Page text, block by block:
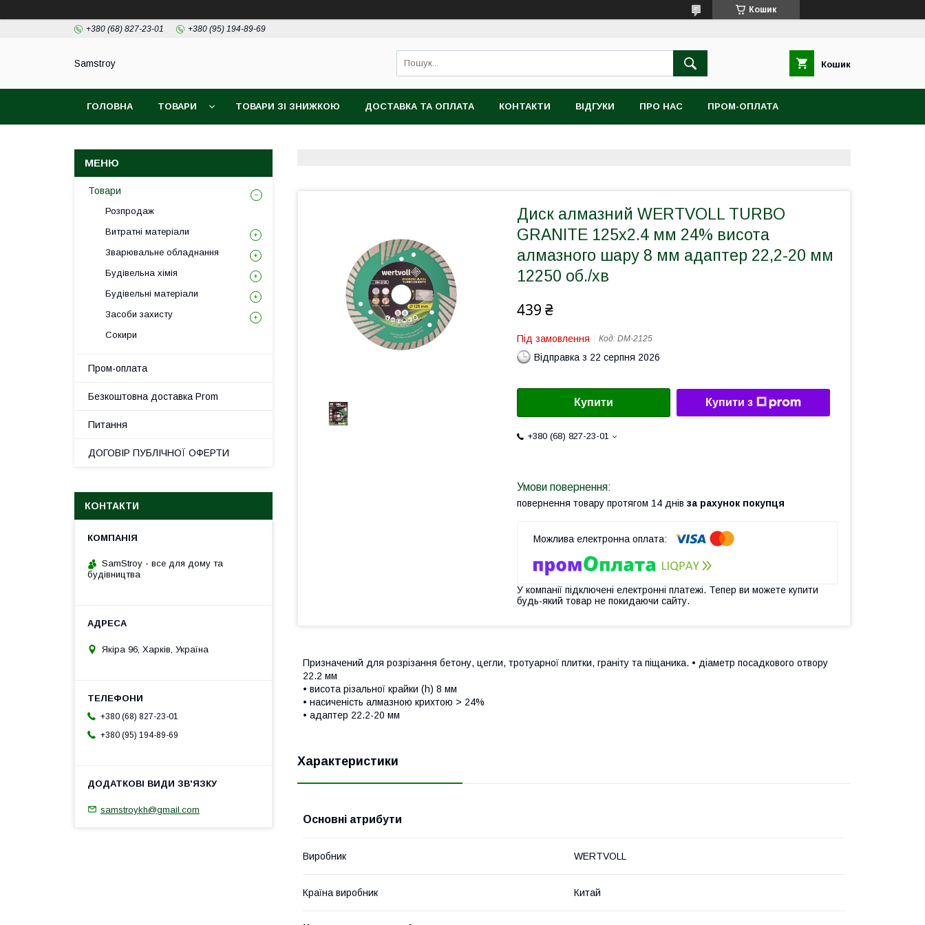
Кошик
+380 (68) 827-23-01 +380 (95) 194-89-69
Samstroy Кошик
ГОЛОВНА ТОВАРИ ТОВАРИ ЗІ ЗНИЖКОЮ ДОСТАВКА ТА ОПЛАТА КОНТАКТИ ВІДГУКИ ПРО НАС ПРОМ-ОПЛАТА
Диск алмазний WERTVOLL TURBO
GRANITE 125х2.4 мм 24% висота
алмазного шару 8 мм адаптер 22,2-20 мм
12250 об./хв
439 ₴
Під замовлення Код: DM-2125
Відправка з 22 серпня 2026
Купити Купити з
+380 (68) 827-23-01
повернення товару протягом 14 днів за рахунок покупця
У компанії підключені електронні платежі. Тепер ви можете купити
будь-який товар не покидаючи сайту.
Призначений для розрізання бетону, цегли, тротуарної плитки, граніту та піщаника. • діаметр посадкового отвору
22.2 мм
• висота різальної крайки (h) 8 мм
• насиченість алмазною крихтою > 24%
• адаптер 22.2-20 мм
Характеристики
Основні атрибути
Виробник WERTVOLL
Країна виробник Китай
Товари
Розпродаж
Витратні матеріали
Зварювальне обладнання
Будівельна хімія
Будівельні матеріали
Засоби захисту
Сокири
Пром-оплата
Безкоштовна доставка Prom
Питання
ДОГОВІР ПУБЛІЧНОЇ ОФЕРТИ
КОНТАКТИ
SamStroy - все для дому та
будівництва
Якіра 96, Харків, Україна
+380 (68) 827-23-01
+380 (95) 194-89-69
samstroykh@gmail.com